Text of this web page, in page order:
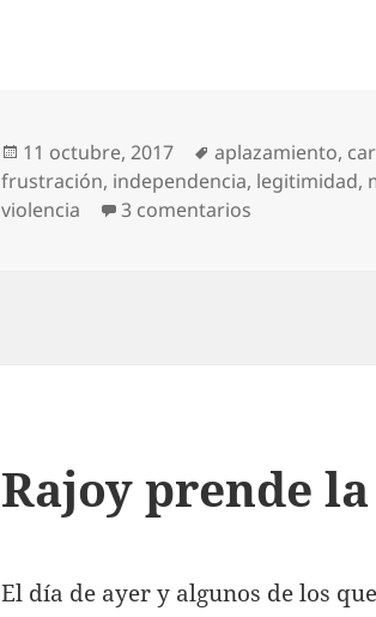
Publicado
el
11 octubre, 2017 Etiquetas
aplazamiento,
frustración, independencia, legitimidad,
violencia
3 comentarios
Rajoy prende
El día de ayer y algunos de los